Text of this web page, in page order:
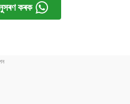
কৰক